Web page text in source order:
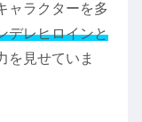
ャラクターを多
デレヒロインと
を見せていま